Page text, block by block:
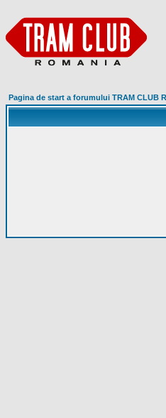
Pagina de start a forumului TRAM CLUB